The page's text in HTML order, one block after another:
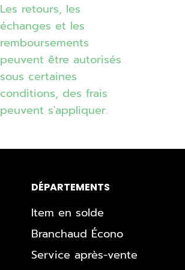
Les retours, les
échanges et les
remboursements
peuvent être autorisés
sous certaines
conditions, des frais
peuvent s'appliquer.
DÉPARTEMENTS
Item en solde
Branchaud Écono
Service après-vente